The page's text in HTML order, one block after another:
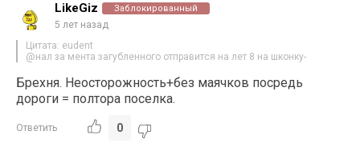
LikeGiz Заблокированный
5 лет назад
Цитата: eudent
@нал за мента загубленного отправится на лет 8 на шконку-
Брехня. Неосторожность+без маячков посредь
дороги = полтора поселка.
Ответить 0